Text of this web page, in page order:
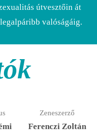
útvesztőin át
valóságáig.
Zeneszerző
Ferenczi Zoltán